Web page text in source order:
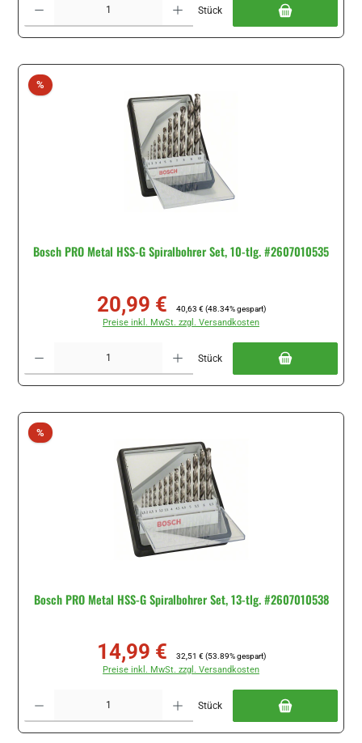
Stück
%Rabatt
Bosch PRO Metal HSS-G Spiralbohrer Set, 10-tlg. #2607010535
Verkaufspreis:
20,99 € 40,63 € (48.34% gespart)
Preise inkl. MwSt. zzgl. Versandkosten
Stück
%Rabatt
Bosch PRO Metal HSS-G Spiralbohrer Set, 13-tlg. #2607010538
Verkaufspreis:
14,99 € 32,51 € (53.89% gespart)
Preise inkl. MwSt. zzgl. Versandkosten
Stück